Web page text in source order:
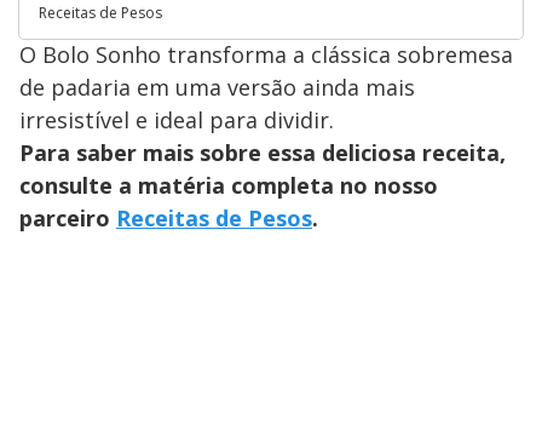
Receitas de Pesos
O Bolo Sonho transforma a clássica sobremesa
de padaria em uma versão ainda mais
irresistível e ideal para dividir.
Para saber mais sobre essa deliciosa receita,
consulte a matéria completa no nosso
parceiro Receitas de Pesos.